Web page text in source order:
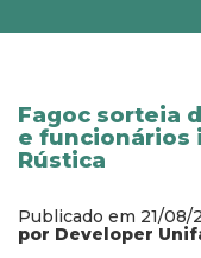
Fagoc sorteia
e funcionários
Rústica
Publicado em 21/08/
por Developer